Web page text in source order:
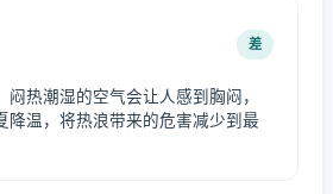
差
热潮湿的空气会让人感到胸闷，
降温，将热浪带来的危害减少到最